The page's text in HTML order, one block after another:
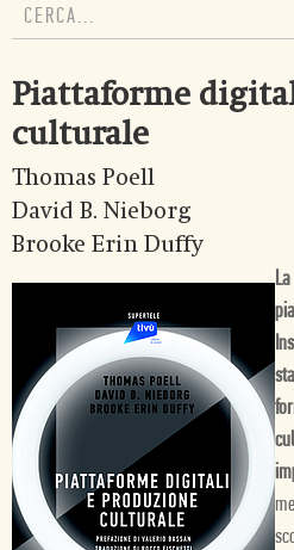
Piattaforme
culturale
Thomas Poell
David B. Nieborg
Brooke Erin Duffy